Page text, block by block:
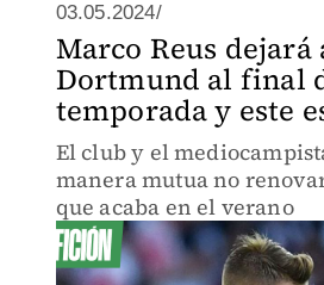
03.05.2024/
Marco Reus dejará
Dortmund al final
temporada y este
El club y el
manera mutua no
que acaba en el verano